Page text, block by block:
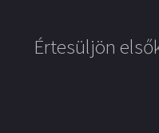
Értesüljön